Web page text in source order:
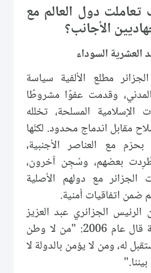
تعاملت دول العالم مع
الأجانب؟
مطلع الألفية سياسة
المدني، وقدمت عفوًا مشروطًا
الإسلامية المسلحة، تخلله
مقابل اندماج محدود. لكنّها
بحزم مع العناصر الأجنبية،
بعضهم، وسُجِن آخرون،
الجزائر مع دولهم الأصلية
ضمن اتفاقيات أمنية.
الرئيس الجزائري عبد العزيز
بوتفليقة قال عام 2006: "من لا وطن
له، ومن لا يؤمن بالدولة لا